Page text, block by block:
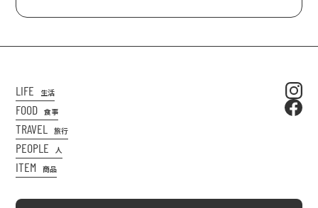
LIFE 生活
FOOD 食事
TRAVEL 旅行
PEOPLE 人
ITEM 商品